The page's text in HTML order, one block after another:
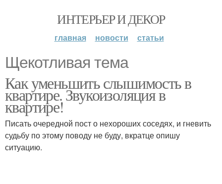
ИНТЕРЬЕР И ДЕКОР
главная новости статьи
Щекотливая тема
Как уменьшить слышимость в
квартире. Звукоизоляция в
квартире!
Писать очередной пост о нехороших соседях, и гневить
судьбу по этому поводу не буду, вкратце опишу
ситуацию.